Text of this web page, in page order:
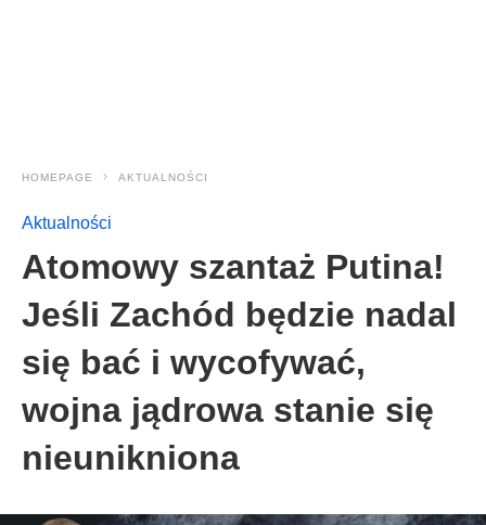
HOMEPAGE AKTUALNOŚCI
Aktualności
Atomowy szantaż Putina!
Jeśli Zachód będzie nadal
się bać i wycofywać,
wojna jądrowa stanie się
nieunikniona